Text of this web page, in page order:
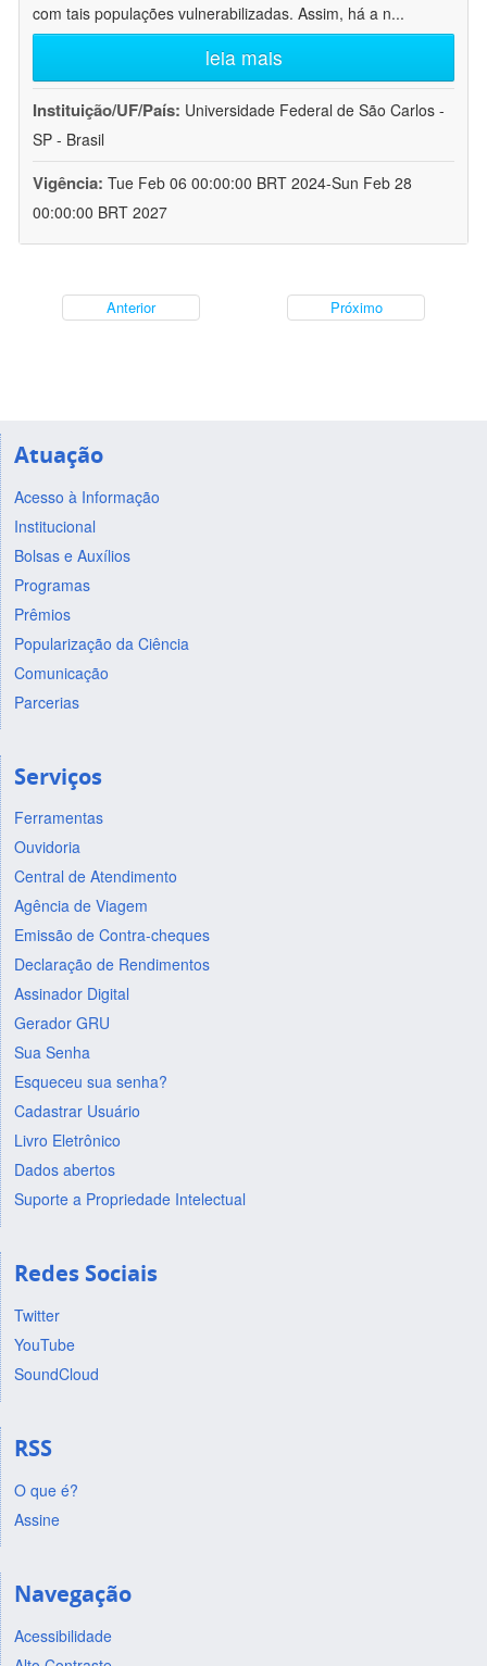
com tais populações vulnerabilizadas. Assim, há a n...
leia mais
Instituição/UF/País: Universidade Federal de São Carlos -
SP - Brasil
Vigência: Tue Feb 06 00:00:00 BRT 2024-Sun Feb 28
00:00:00 BRT 2027
Anterior Próximo
Atuação
Acesso à Informação
Institucional
Bolsas e Auxílios
Programas
Prêmios
Popularização da Ciência
Comunicação
Parcerias
Serviços
Ferramentas
Ouvidoria
Central de Atendimento
Agência de Viagem
Emissão de Contra-cheques
Declaração de Rendimentos
Assinador Digital
Gerador GRU
Sua Senha
Esqueceu sua senha?
Cadastrar Usuário
Livro Eletrônico
Dados abertos
Suporte a Propriedade Intelectual
Redes Sociais
Twitter
YouTube
SoundCloud
RSS
O que é?
Assine
Navegação
Acessibilidade